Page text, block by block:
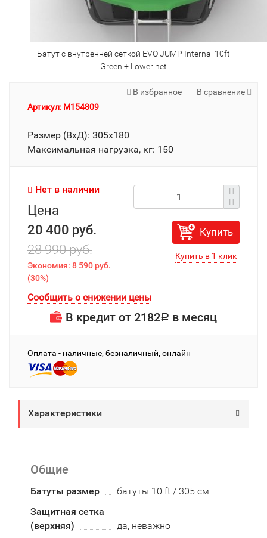
Батут с внутренней сеткой EVO JUMP Internal 10ft
Green + Lower net
В избранное
В сравнение
Артикул: M154809
Размер (ВхД): 305х180
Максимальная нагрузка, кг: 150
Нет в наличии
Цена
20 400 руб.
28 990 руб.
Экономия: 8 590 руб.
(30%)
Купить
Сообщить о снижении цены
В кредит от 2182Р в месяц
Оплата - наличные, безналичный, онлайн
Характеристики
Общие
Батуты размер
батуты 10 ft / 305 см
Защитная сетка
(верхняя)
да, неважно